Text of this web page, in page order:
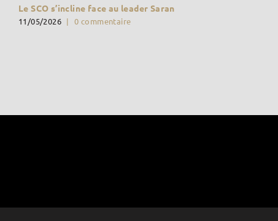
Le SCO s’incline face au leader Saran
11/05/2026 | 0 commentaire